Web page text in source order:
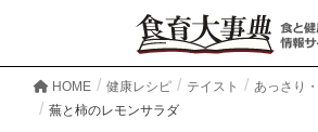
HOME 健康レシピ テイスト
あっさり
蕪と柿のレモンサラダ